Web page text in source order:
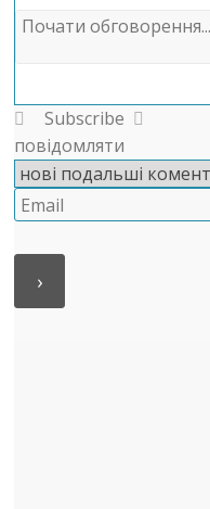
Subscribe
повідомляти